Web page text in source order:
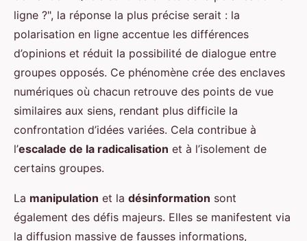
ligne ?", la réponse la plus précise serait : la
polarisation en ligne accentue les différences
d’opinions et réduit la possibilité de dialogue entre
groupes opposés. Ce phénomène crée des enclaves
numériques où chacun retrouve des points de vue
similaires aux siens, rendant plus difficile la
confrontation d’idées variées. Cela contribue à
l’escalade de la radicalisation et à l’isolement de
certains groupes.
La manipulation et la désinformation sont
également des défis majeurs. Elles se manifestent via
la diffusion massive de fausses informations,